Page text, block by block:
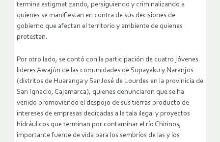
termina estigmatizando, persiguiendo y criminalizando a
quienes se manifiestan en contra de sus decisiones de
gobierno que afectan el territorio y ambiente de quienes
protestan.
Por otro lado, se contó con la participación de cuatro jóvenes
lideres Awajún de las comunidades de Supayaku y Naranjos
(distritos de Huaranga y SanJosé de Lourdes en la provinicia de
San Ignacio, Cajamarca), quienes denunciaron que se ha
venido promoviendo el despojo de sus tierras producto de
intereses de empresas dedicadas a la tala ilegal y proyectos
hidráulicos que terminan por contaminar el río Chirinos,
importante fuente de vida para los sembríos de las y los